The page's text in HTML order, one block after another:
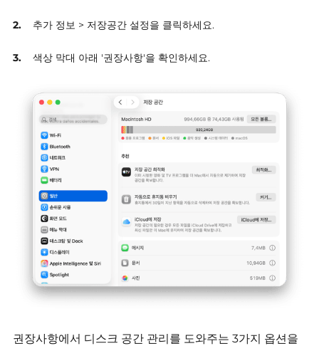
추가 정보 > 저장공간 설정을 클릭하세요.
색상 막대 아래 '권장사항'을 확인하세요.
권장사항에서 디스크 공간 관리를 도와주는 3가지 옵션을